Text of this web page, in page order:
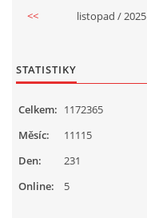
<< listopad / 2025
STATISTIKY
Online: 5
Celkem: 1172365
Měsíc:
11115
Den:
231